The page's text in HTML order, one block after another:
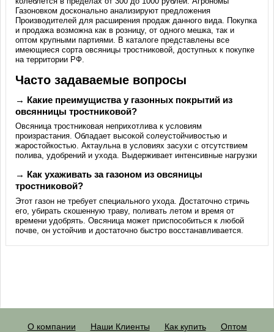
Газоновком досконально анализируют предложения
Производителей для расширения продаж данного вида. Покупка
и продажа возможна как в розницу, от одного мешка, так и
оптом крупными партиями. В каталоге представлены все
имеющиеся сорта овсяницы тростниковой, доступных к покупке
на территории РФ.
Часто задаваемые вопросы
→ Какие преимущиства у газонных покрытий из
овсянницы тростниковой?
Овсяница тростниковая неприхотлива к условиям
произрастания. Обладает высокой солеустойчивостью и
жаростойкостью. Актаульна в условиях засухи с отсутствием
полива, удобрений и ухода. Выдерживает интенсивные нагрузки
→ Как ухаживать за газоном из овсяницы
тростниковой?
Этот газон не требует специального ухода. Достаточно стричь
его, убирать скошенную траву, поливать летом и время от
времени удобрять. Овсяница может приспособиться к любой
почве, он устойчив и достаточно быстро восстанавливается.
О компании Наши Клиенты Как купить
Оптом